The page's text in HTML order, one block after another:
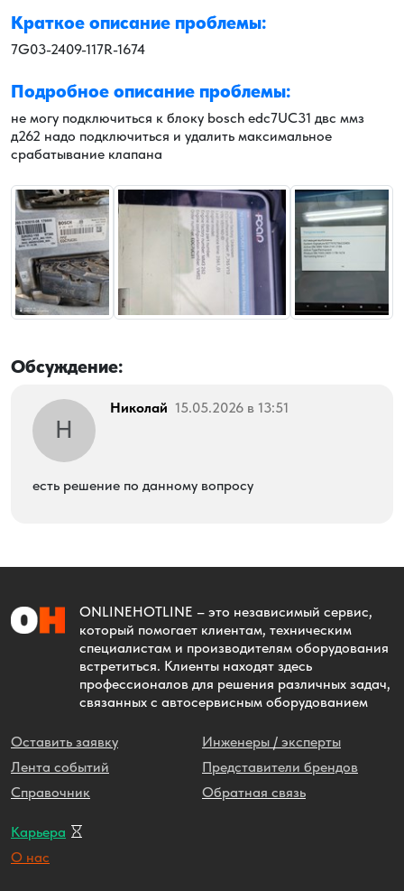
Краткое описание проблемы:
7G03-2409-117R-1674
Подробное описание проблемы:
не могу подключиться к блоку bosch edc7UC31 двс ммз
д262 надо подключиться и удалить максимальное
срабатывание клапана
Обсуждение:
Н
Николай 15.05.2026 в 13:51
есть решение по данному вопросу
ONLINEHOTLINE – это независимый сервис,
который помогает клиентам, техническим
специалистам и производителям оборудования
встретиться. Клиенты находят здесь
профессионалов для решения различных задач,
связанных с автосервисным оборудованием
Оставить заявку
Лента событий
Справочник
Инженеры / эксперты
Представители брендов
Обратная связь
Карьера
О нас